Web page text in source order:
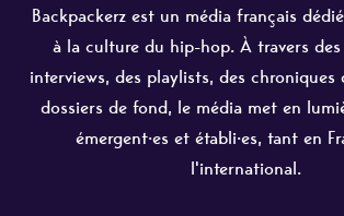
Backpackerz est un média français
à la culture du hip-hop. À travers
interviews, des playlists, des chroniques
dossiers de fond, le média met en
émergent·es et établi·es, tant en
l'international.